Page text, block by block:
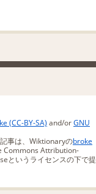
(CC-BY-SA) and/orGNU
事は、Wiktionaryのbroke
Commons Attribution-
というライセンスの下で提